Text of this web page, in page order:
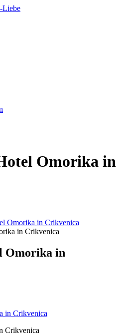
Omorika in
Omorika in Crikvenica
in Crikvenica
Omorika in
Crikvenica